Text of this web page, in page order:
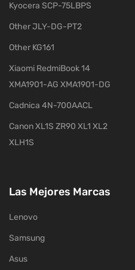
Kyocera SCP-75LBPS
Other JLY-DG-PT2
Other KG161
Xiaomi RedmiBook 14
XMA1901-AG XMA1901-DG
Cadnica 4N-700AACL
Canon XL1S ZR90 XL1 XL2
XLH1S
Las Mejores Marcas
Lenovo
Samsung
Asus